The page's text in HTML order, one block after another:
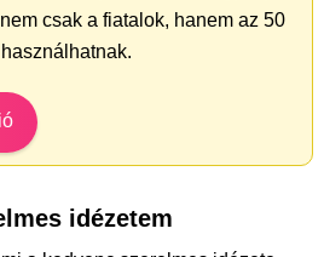
csak a fiatalok, hanem az 50
idézetem